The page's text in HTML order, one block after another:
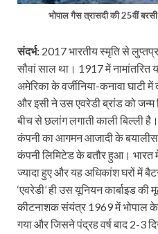
भोपाल गैस त्रासदी की 25वीं बरसी
संदर्भ: 2017 भारतीय स्मृति से
सौवां साल था। 1917 में नामांतरित
अमेरिका के वर्जीनिया-कनावा घाटी
और इसी ने उस एवरेडी ब्रांड को
बीच से छलांग लगाती काली बिल्ली
कंपनी का आगमन आजादी के बयालीस
कंपनी लिमिटेड के बतौर हुआ। भारत
ज्यादा हुए और यह अधिकांश घरों में
‘एवरेडी’ ही उस यूनियन कार्बाइड
कीटनाशक संयंत्र 1969 में भोपाल के
गया और जिसने पंद्रह वर्ष बाद 2-3